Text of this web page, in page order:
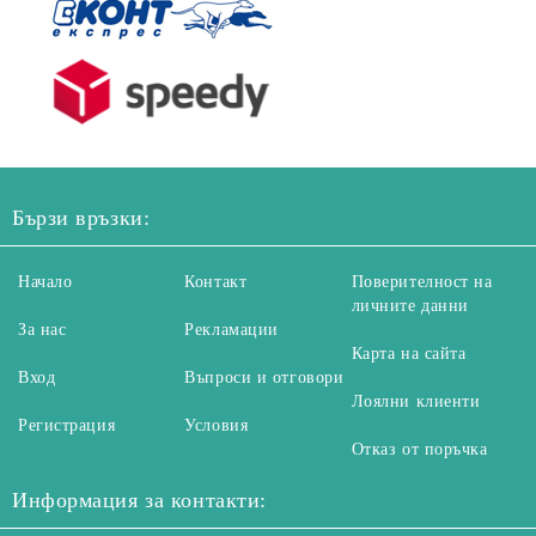
Бързи връзки:
Начало
За нас
Вход
Регистрация
Контакт
Рекламации
Въпроси и отговори
Условия
Поверителност на
личните данни
Карта на сайта
Лоялни клиенти
Отказ от поръчка
Информация за контакти: